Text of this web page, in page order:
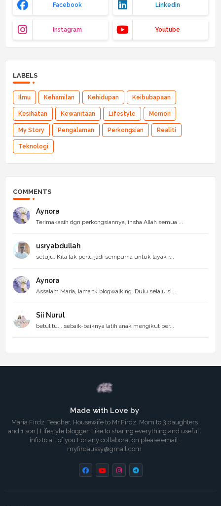
Facebook Linkedin
Instagram Youtube
LABELS
Ilmu Kehamilan Kehidupan Keibubapaan
Kesihatan Kewanitaan Lifestyle Memori
My Story Pengalaman Perkongsian Realiti
Teknologi
COMMENTS
Aynora
Terimakasih dgn perkongsiannya, insha Allah semua ...
usryabdullah
setuju..Kita tak perlu jadi sempurna untuk layak r...
Aynora
Assalam Maria, lama tk blogwalking. Dulu selalu si...
Sii Nurul
betul tu... sebaik-baiknya latih anak mengikut per...
Made with Love by
Maria Firdz: Teacher, Housewife to Mr.Firdz, Mom to 3 daughters
and 1 son | Lifestyle blogger, Like to sharing everything and usefull
info to all of you.For any collaboration please email:
myfirdaussy@gmail.com